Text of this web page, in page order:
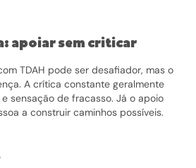
apoiar sem criticar
TDAH pode ser desafiador, mas o
A crítica constante geralmente
sensação de fracasso. Já o apoio
a construir caminhos possíveis.